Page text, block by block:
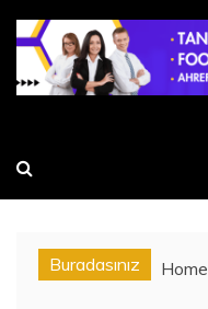
Buradasınız Home